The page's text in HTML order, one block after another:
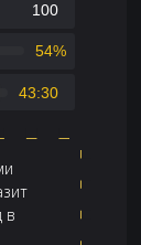
100
54%
43:30
в